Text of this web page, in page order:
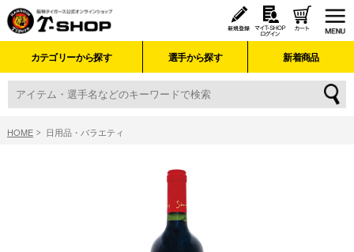
カテゴリーから探す 選手から探す 新着商品
HOME 日用品・バラエティ